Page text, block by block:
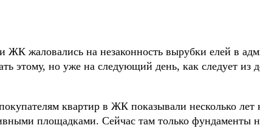
жаловались на незаконность вырубки елей в
этому, но уже на следующий день, как следует из
квартир в ЖК показывали несколько
площадками. Сейчас там только